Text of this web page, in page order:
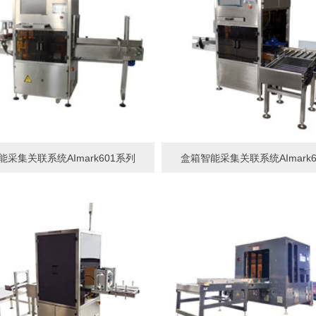
采集关联系统AImark601系列 盒箱智能采集关联系统